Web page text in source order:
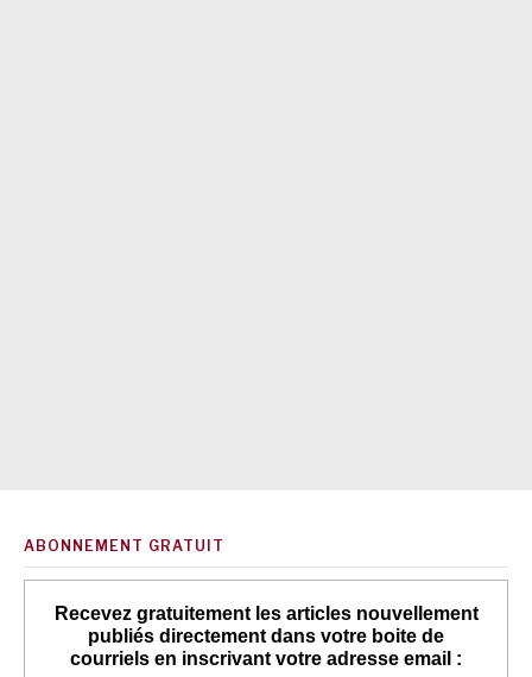
ABONNEMENT GRATUIT
Recevez gratuitement les articles nouvellement
publiés directement dans votre boite de
courriels en inscrivant votre adresse email :